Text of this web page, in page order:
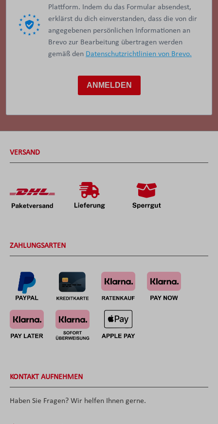
Plattform. Indem du das Formular absendest,
erklärst du dich einverstanden, dass die von dir
angegebenen persönlichen Informationen an
Brevo zur Bearbeitung übertragen werden
gemäß den Datenschutzrichtlinien von Brevo.
ANMELDEN
VERSAND
ZAHLUNGSARTEN
KONTAKT AUFNEHMEN
Haben Sie Fragen? Wir helfen Ihnen gerne.